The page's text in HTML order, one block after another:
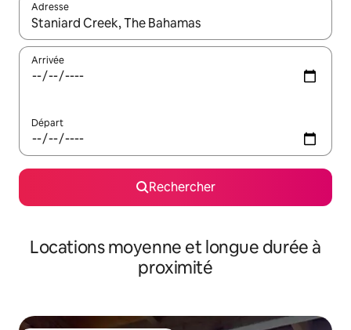
Adresse
Lorsque les résultats s'affichent, utilisez les flèches vers le
Arrivée
Départ
Rechercher
Locations moyenne et longue durée à
proximité